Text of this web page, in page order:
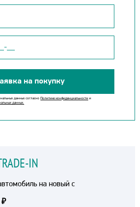
на покупку
данных согласно Политике конфиденциальности и
данных.
IN
на новый с
₽